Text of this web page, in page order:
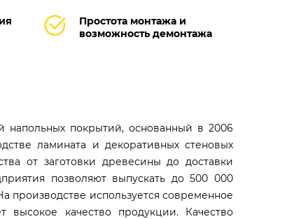
Простота монтажа и
возможность демонтажа
напольных покрытий, основанный в 2006
ламината и декоративных стеновых
от заготовки древесины до доставки
позволяют выпускать до 500 000
производстве используется современное
высокое качество продукции. Качество